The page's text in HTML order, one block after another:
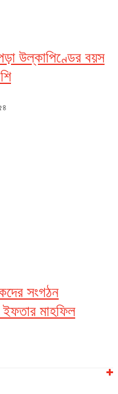
উল্কাপিণ্ডের বয়স
সংগঠন
মাহফিল